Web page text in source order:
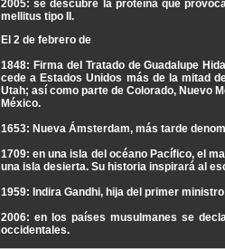
2005: se descubre la proteína que
mellitus tipo II.
El 2 de febrero de
1848: Firma del Tratado de Guadalupe
cede a Estados Unidos más de la mitad
Utah; así como parte de Colorado, Nuevo
México.
1653: Nueva Ámsterdam, más tarde
1709: en una isla del océano Pacífico, el
una isla desierta. Su historia inspirará al
1959: Indira Gandhi, hija del primer
2006: en los países musulmanes se
occidentales.